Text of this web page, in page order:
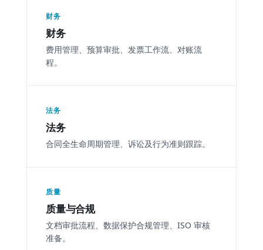
财务
财务
费用管理、预算审批、发票工作流、对账流
程。
法务
法务
合同全生命周期管理、诉讼及行为准则跟踪。
质量
质量与合规
文档审批流程、数据保护合规管理、ISO 审核
准备。